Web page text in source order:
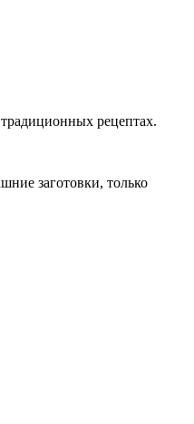
рецептах.
заготовки, только